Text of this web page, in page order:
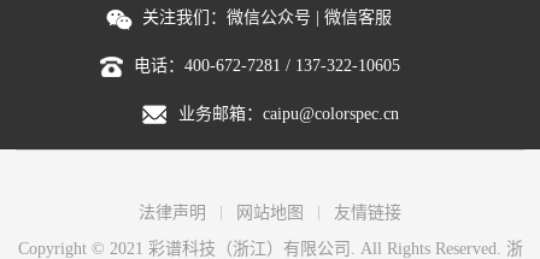
关注我们： 微信公众号 | 微信客服
电话： 400-672-7281 / 137-322-10605
业务邮箱： caipu@colorspec.cn
法律声明 网站地图
友情链接
Copyright © 2021 彩谱科技（浙江）有限公司. All Rights Reserved. 浙